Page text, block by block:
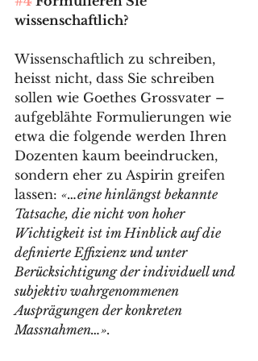
wissenschaftlich?
Wissenschaftlich zu schreiben,
heisst nicht, dass Sie schreiben
sollen wie Goethes Grossvater –
aufgeblähte Formulierungen wie
etwa die folgende werden Ihren
Dozenten kaum beeindrucken,
sondern eher zu Aspirin greifen
lassen: «…eine hinlängst bekannte
Tatsache, die nicht von hoher
Wichtigkeit ist im Hinblick auf die
definierte Effizienz und unter
Berücksichtigung der individuell und
subjektiv wahrgenommenen
Ausprägungen der konkreten
Massnahmen…».